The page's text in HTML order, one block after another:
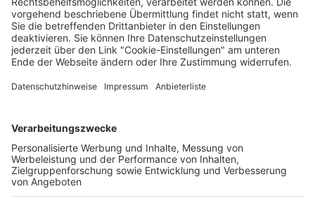
Enya Steinbrecher 29.12.2025
Freiburger Wochenbericht
Der Wochenbericht
wurde zum 31. Juli 2026
eingestellt.